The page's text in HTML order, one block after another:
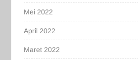
Mei 2022
April 2022
Maret 2022